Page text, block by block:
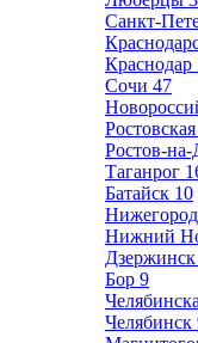
Санкт-
Краснодар
Сочи 47
Ростов-
Таганрог
Батайск 10
Нижний
Дзержинск
Бор 9
Челябинск